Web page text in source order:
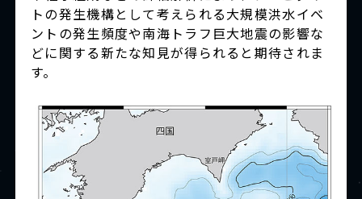
トの発生機構として考えられる大規模洪水イベ
ントの発生頻度や南海トラフ巨大地震の影響な
どに関する新たな知見が得られると期待されま
す。